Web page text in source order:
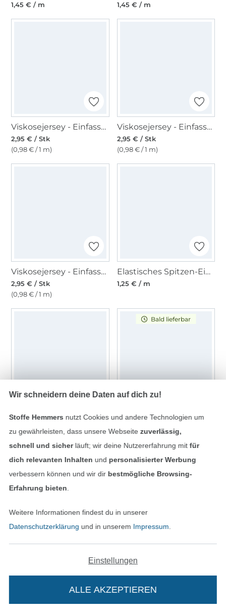
1,45 € / m 1,45 € / m
Viskosejersey - Einfassband 3m, blasslila
2,95 € / Stk
(0,98 € / 1 m)
Viskosejersey - Einfassband 3m, olivgrün
2,95 € / Stk
(0,98 € / 1 m)
Viskosejersey - Einfassband 3m, jeansblau
2,95 € / Stk
(0,98 € / 1 m)
Elastisches Spitzen-Einfassband mit Stickerei senfgelb 12 mm
1,25 € / m
Baumwolljersey - Einfassband quer, blaugrau
1,95 € / m
Bald lieferbar
0,99 € / m
1,95 € / m
Wir schneidern deine Daten auf dich zu!
Stoffe Hemmers nutzt Cookies und andere Technologien um
zu gewährleisten, dass unsere Webseite zuverlässig,
schnell und sicherläuft; wir deine Nutzererfahrung mitfür
dich relevanten Inhalten und personalisierter Werbung
verbessern können und wir dir bestmögliche Browsing-
Erfahrung bieten
Weitere Informationen findest du in unserer
Datenschutzerklärung und in unserem Impressum
Einstellungen
ALLE AKZEPTIEREN